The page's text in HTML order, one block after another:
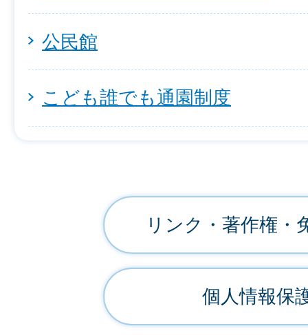
公民館
こども誰でも通園制度
リンク・著作権・
個人情報保